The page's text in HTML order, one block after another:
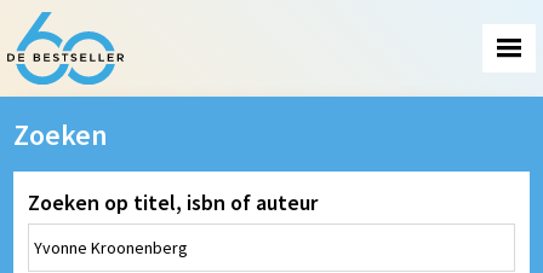
Zoeken
Zoeken op titel, isbn of auteur